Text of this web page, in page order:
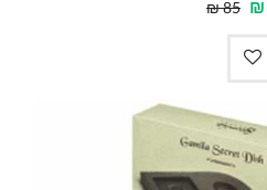
₪
85
₪